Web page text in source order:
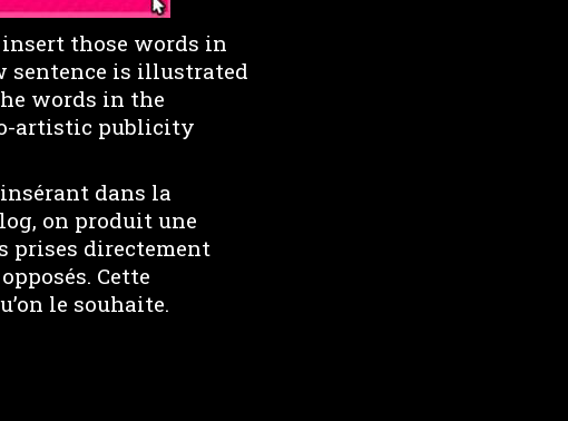
those words in
sentence is illustrated
words in the
artistic publicity
dans la
on produit une
prises directement
Cette
le souhaite.